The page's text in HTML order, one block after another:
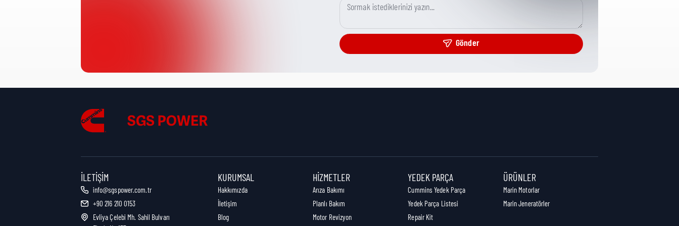
Cylinder Head
Nakliye Yüksekliği:
Nakliye Uzunluğu:
Nakliye Ağırlığı:
Gönder
İLETIŞIM
info@sgspower.com.tr
+90 216 210 0153
Evliya Çelebi Mh. Sahil Bulvarı
KURUMSAL
Hakkımızda
İletişim
Blog
HIZMETLER
Arıza Bakımı
Planlı Bakım
Motor Revizyon
YEDEK PARÇA
Cummins Yedek Parça
Yedek Parça Listesi
Repair Kit
ÜRÜNLER
Marin Motorlar
Marin Jeneratörler